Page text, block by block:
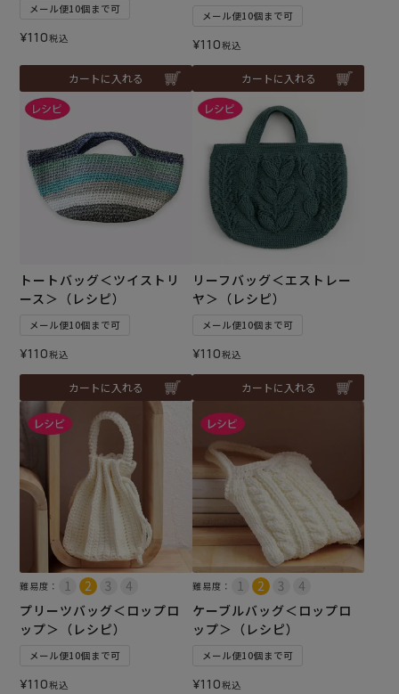
メール便10個まで可
¥110税込
カートに入れる
メール便10個まで可
¥110税込
カートに入れる
トートバッグ＜ツイストリ
ース＞（レシピ）
メール便10個まで可
¥110税込
カートに入れる
リーフバッグ＜エストレー
ヤ＞（レシピ）
メール便10個まで可
¥110税込
カートに入れる
難易度：
プリーツバッグ＜ロップロ
ップ＞（レシピ）
メール便10個まで可
¥110税込
難易度：
ケーブルバッグ＜ロップロ
ップ＞（レシピ）
メール便10個まで可
¥110税込